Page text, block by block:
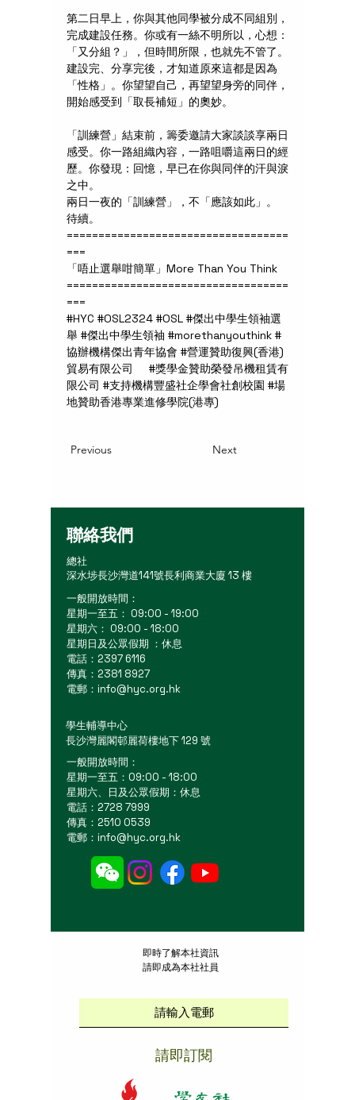
第二日早上，你與其他同學被分成不同組別，
完成建設任務。你或有一絲不明所以，心想：
「又分組？」，但時間所限，也就先不管了。
建設完、分享完後，才知道原來這都是因為
「性格」。你望望自己，再望望身旁的同伴，
開始感受到「取長補短」的奧妙。
「訓練營」結束前，籌委邀請大家談談享兩日
感受。你一路組織內容，一路咀嚼這兩日的經
歷。你發現：回憶，早已在你與同伴的汗與淚
之中。
兩日一夜的「訓練營」，不「應該如此」。
待續。
===================================
===
「唔止選舉咁簡單」More Than You Think
===================================
===
#HYC #OSL2324 #OSL #傑出中學生領袖選
舉 #傑出中學生領袖 #morethanyouthink #
協辦機構傑出青年協會 #營運贊助復興(香港)
貿易有限公司     #獎學金贊助榮發吊機租賃有
限公司 #支持機構豐盛社企學會社創校園 #場
地贊助香港專業進修學院(港專)
Previous Next
聯絡我們
總社
深水埗長沙灣道141號長利商業大廈 13 樓
一般開放時間：
星期一至五： 09:00 - 19:00
星期六： 09:00 - 18:00
星期日及公眾假期 ：休息
電話：2397 6116
傳真：2381 8927
電郵： info@hyc.org.hk
學生輔導中心
長沙灣麗閣邨麗荷樓地下 129 號
一般開放時間：
星期一至五：09:00 - 18:00
星期六、日及公眾假期：休息
電話：2728 7999
傳真：2510 0539
電郵： info@hyc.org.hk
​即時了解本社資訊
請即成為本社社員
請即訂閱